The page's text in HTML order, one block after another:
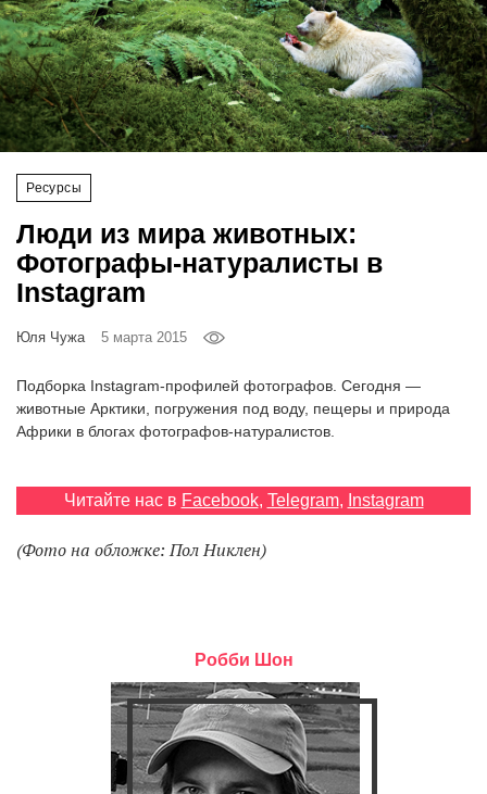
EN
UA
Ресурсы
Люди из мира животных:
Фотографы-натуралисты в
Instagram
Юля Чужа 5 марта 2015
Подборка Instagram-профилей фотографов. Сегодня —
животные Арктики, погружения под воду, пещеры и природа
Африки в блогах фотографов-натуралистов.
Читайте нас в Facebook, Telegram, Instagram
(Фото на обложке: Пол Никлен)
Робби Шон